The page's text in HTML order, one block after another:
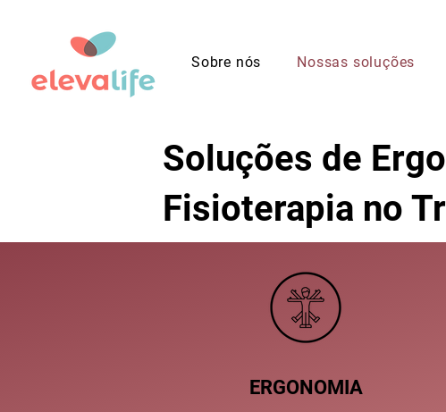
Sobre nós Nossas soluções
Soluções de
Fisioterapia no
ERGONOMIA